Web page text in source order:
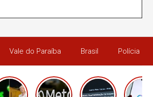
Vale do Paraíba Brasil Polícia